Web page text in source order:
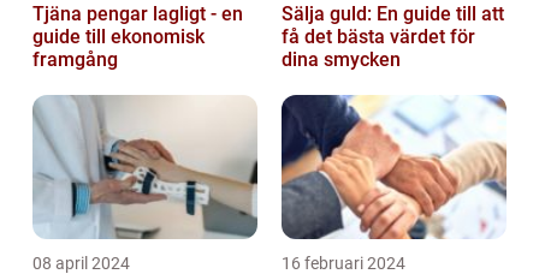
Tjäna pengar lagligt - en
guide till ekonomisk
framgång
Sälja guld: En guide till att
få det bästa värdet för
dina smycken
08 april 2024 16 februari 2024